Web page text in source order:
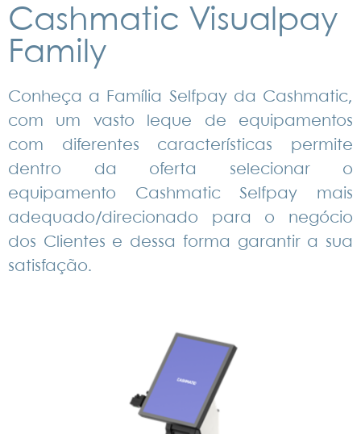
Cashmatic Visualpay
Family
Conheça a Família Selfpay da Cashmatic,
com um vasto leque de equipamentos
com diferentes características permite
dentro da oferta selecionar o
equipamento Cashmatic Selfpay mais
adequado/direcionado para o negócio
dos Clientes e dessa forma garantir a sua
satisfação.